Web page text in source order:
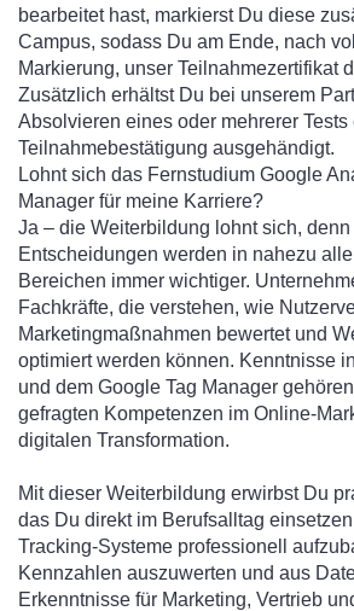
bearbeitet hast, markierst Du diese
Campus, sodass Du am Ende, nach
Markierung, unser Teilnahmezertifikat
Zusätzlich erhältst Du bei unserem
Absolvieren eines oder mehrerer Tests
Teilnahmebestätigung ausgehändigt.
Lohnt sich das Fernstudium Google
Manager für meine Karriere?
Ja – die Weiterbildung lohnt sich,
Entscheidungen werden in nahezu
Bereichen immer wichtiger.
Fachkräfte, die verstehen, wie
Marketingmaßnahmen bewertet und
optimiert werden können. Kenntnisse
und dem Google Tag Manager
gefragten Kompetenzen im Online-
digitalen Transformation.
Mit dieser Weiterbildung erwirbst Du
das Du direkt im Berufsalltag
Tracking-Systeme professionell
Kennzahlen auszuwerten und aus
Erkenntnisse für Marketing, Vertrieb